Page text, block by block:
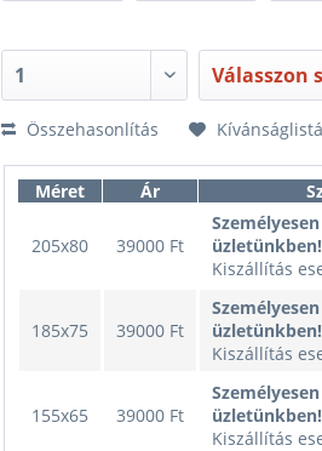
Válasszon
Összehasonlítás
Méret Ár
205x80 39000 Ft
üzletünkben!
Kiszállítás
185x75 39000 Ft
üzletünkben!
Kiszállítás
155x65 39000 Ft
üzletünkben!
Kiszállítás